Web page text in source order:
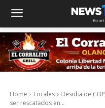
Home Locales
Desidia de
ser rescatados en...